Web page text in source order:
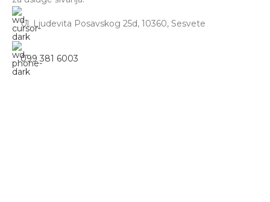
Ul. Ljudevita Posavskog 25d, 10360, Sesvete
099 381 6003